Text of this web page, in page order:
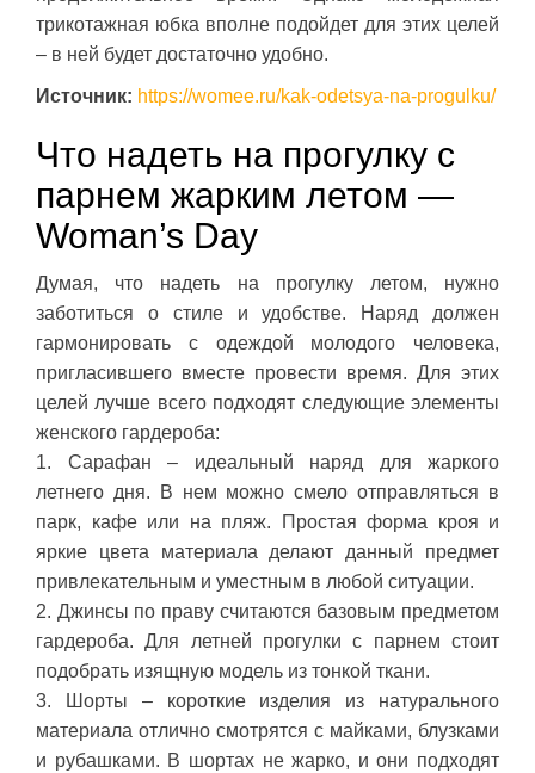
трикотажная юбка вполне подойдет для этих целей
– в ней будет достаточно удобно.
Источник: https://womee.ru/kak-odetsya-na-progulku/
Что надеть на прогулку с
парнем жарким летом —
Woman’s Day
Думая, что надеть на прогулку летом, нужно
заботиться о стиле и удобстве. Наряд должен
гармонировать с одеждой молодого человека,
пригласившего вместе провести время. Для этих
целей лучше всего подходят следующие элементы
женского гардероба:
1. Сарафан – идеальный наряд для жаркого
летнего дня. В нем можно смело отправляться в
парк, кафе или на пляж. Простая форма кроя и
яркие цвета материала делают данный предмет
привлекательным и уместным в любой ситуации.
2. Джинсы по праву считаются базовым предметом
гардероба. Для летней прогулки с парнем стоит
подобрать изящную модель из тонкой ткани.
3. Шорты – короткие изделия из натурального
материала отлично смотрятся с майками, блузками
и рубашками. В шортах не жарко, и они подходят